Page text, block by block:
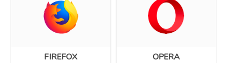
FIREFOX OPERA